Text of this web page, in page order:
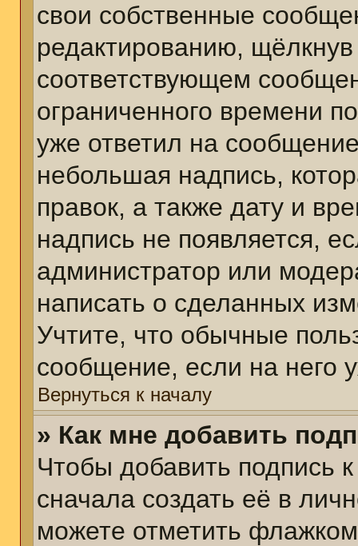
свои собственные
редактированию,
соответствующем
ограниченного времени
уже ответил на
небольшая надпись,
правок, а также дату и
надпись не появляется,
администратор или
написать о сделанных
Учтите, что обычные
сообщение, если на него
Вернуться к началу
» Как мне добавить
Чтобы добавить
сначала создать её в
можете отметить